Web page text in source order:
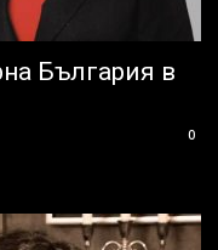
България в
0